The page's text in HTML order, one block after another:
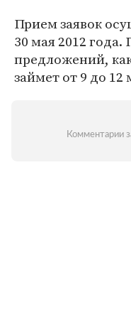
Прием заявок
30 мая 2012
предложений,
займет от 9 до 12
Комментарии